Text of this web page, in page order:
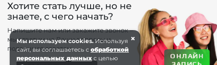
Хотите стать лучше, но не
знаете, с чего начать?
Напишите нам или закажите звонок –
мы ответим на Ваши вопросы и
поделимся советом.
×
Мы используем cookies.Используя
сайт, вы соглашаетесь с обработкой
персональных данных с целью
ОНЛАЙН
ЗАПИСЬ